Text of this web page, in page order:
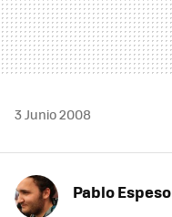
3 Junio 2008
Pablo Espeso